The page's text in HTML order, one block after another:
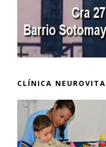
CLÍNICA